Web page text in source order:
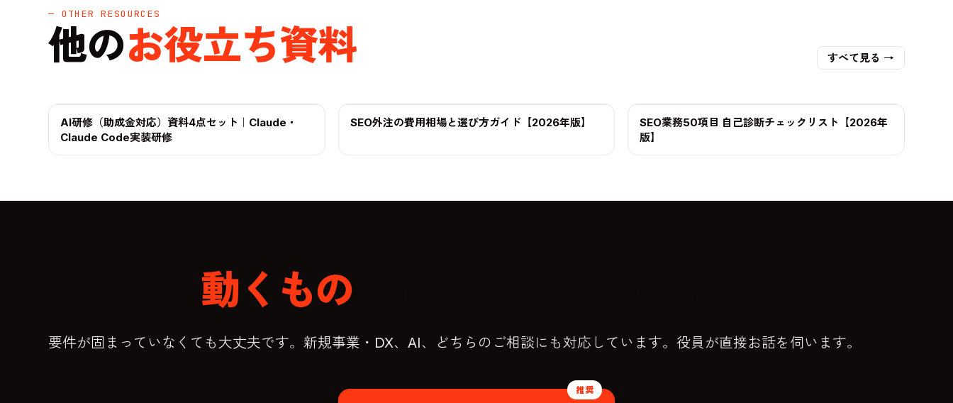
— OTHER RESOURCES
他のお役立ち資料 すべて見る →
サービス資料
AI研修（助成金対応）資料4点セット｜Claude・
Claude Code実装研修
ガイド
SEO外注の費用相場と選び方ガイド【2026年版】 チェックリスト
SEO業務50項目 自己診断チェックリスト【2026年
版】
動くもの
要件が固まっていなくても大丈夫です。新規事業・DX、AI、どちらのご相談にも対応しています。役員が直接お話を伺います。